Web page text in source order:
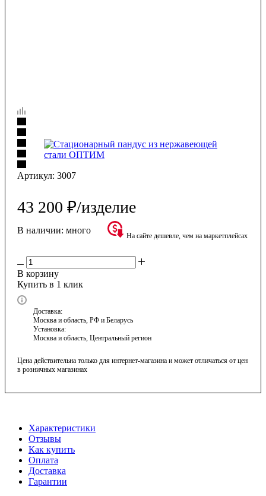
Артикул: 3007
43 200 ₽/изделие
В наличии: много
На сайте дешевле, чем на маркетплейсах
В корзину
Купить в 1 клик
Доставка:
Москва и область, РФ и Беларусь
Установка:
Москва и область, Центральный регион
Цена действительна только для интернет-магазина и может отличаться от цен
в розничных магазинах
Характеристики
Отзывы
Как купить
Оплата
Доставка
Гарантии